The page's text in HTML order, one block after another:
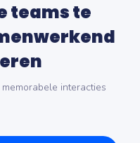
teams te
interacties